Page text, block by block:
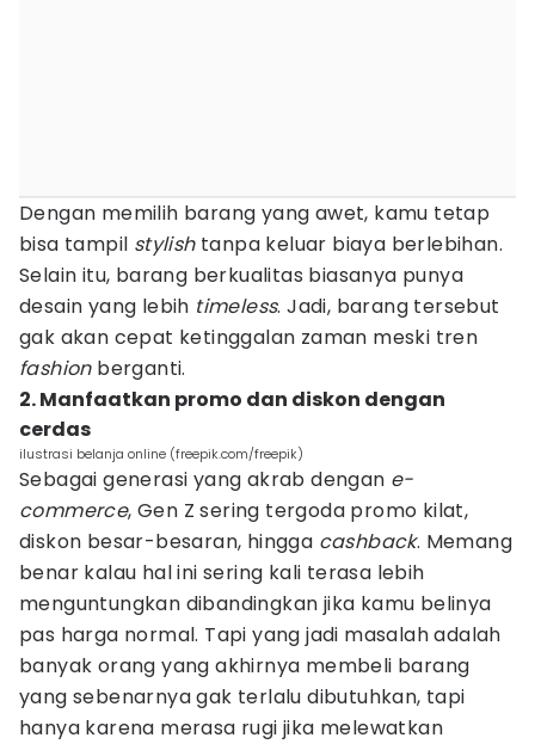
Dengan memilih barang yang awet, kamu tetap
bisa tampil stylishtanpa keluar biaya berlebihan.
Selain itu, barang berkualitas biasanya punya
desain yang lebih timeless. Jadi, barang tersebut
gak akan cepat ketinggalan zaman meski tren
fashionberganti.
2. Manfaatkan promo dan diskon dengan
cerdas
ilustrasi belanja online (freepik.com/freepik)
Sebagai generasi yang akrab dengan e-
commerce, Gen Z sering tergoda promo kilat,
diskon besar-besaran, hingga cashback. Memang
benar kalau hal ini sering kali terasa lebih
menguntungkan dibandingkan jika kamu belinya
pas harga normal. Tapi yang jadi masalah adalah
banyak orang yang akhirnya membeli barang
yang sebenarnya gak terlalu dibutuhkan, tapi
hanya karena merasa rugi jika melewatkan